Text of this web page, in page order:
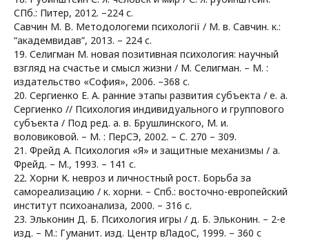
СПб.: Питер, 2012. –224 с.
Савчин М. В. Методологеми психології / М. в. Савчин. к.:
“академвидав”, 2013. – 224 с.
19. Селигман М. новая позитивная психология: научный
взгляд на счастье и смысл жизни / М. Селигман. – М. :
издательство «София», 2006. –368 с.
20. Сергиенко Е. А. ранние этапы развития субъекта / е. а.
Сергиенко // Психология индивидуального и группового
субъекта / Под ред. а. в. Брушлинского, М. и.
воловиковой. – М. : ПерСЭ, 2002. – С. 270 – 309.
21. Фрейд А. Психология «Я» и защитные механизмы / а.
Фрейд. – М., 1993. – 141 с.
22. Хорни К. невроз и личностный рост. Борьба за
самореализацию / к. хорни. – Спб.: восточно-европейский
институт психоанализа, 2000. – 316 с.
23. Эльконин Д. Б. Психология игры / д. Б. Эльконин. – 2-е
изд. – М.: Гуманит. изд. Центр вЛадоС, 1999. – 360 с